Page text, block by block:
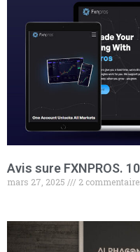
Avis sure FXNPROS.
mars 27, 2025 2